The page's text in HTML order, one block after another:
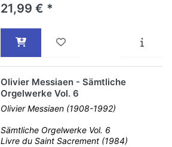
21,99 € *
Olivier Messiaen - Sämtliche
Orgelwerke Vol. 6
Olivier Messiaen (1908-1992)
Sämtliche Orgelwerke Vol. 6
Livre du Saint Sacrement (1984)